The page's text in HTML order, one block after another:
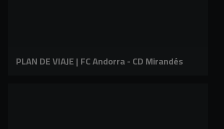
PLAN DE VIAJE | FC Andorra - CD Mirandés